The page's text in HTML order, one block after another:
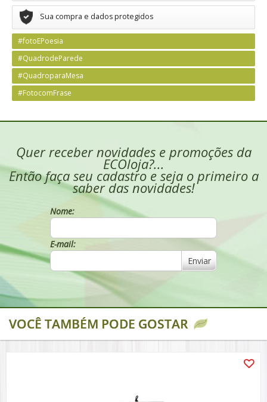
Sua compra e dados protegidos
#fotoEPoesia
#QuadrodeParede
#QuadroparaMesa
#FotocomFrase
Quer receber novidades e promoções da
ECOloja?...
Então faça seu cadastro e seja o primeiro a
saber das novidades!
Nome:
E-mail:
Enviar
VOCÊ TAMBÉM PODE GOSTAR